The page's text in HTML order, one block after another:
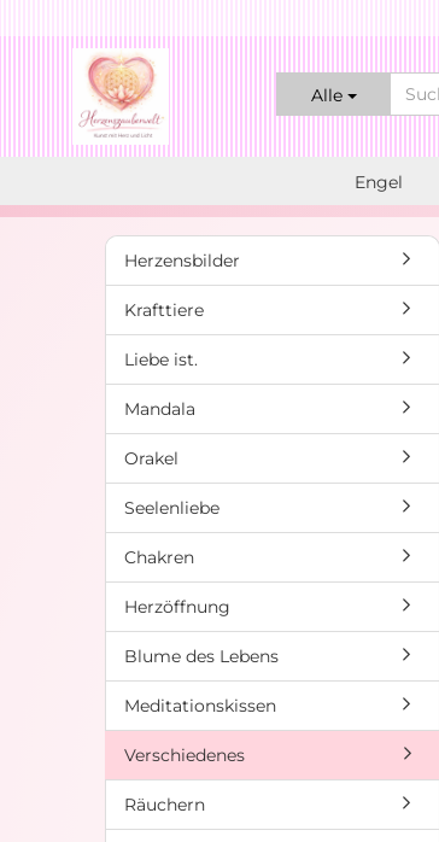
Alle
Engel
Herzensbilder
Krafttiere
Liebe ist.
Mandala
Orakel
Seelenliebe
Chakren
Herzöffnung
Blume des Lebens
Meditationskissen
Verschiedenes
Räuchern